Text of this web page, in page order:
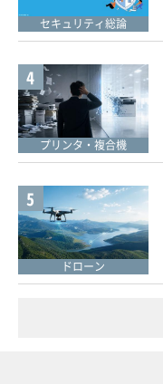
セキュリティ総論
4
プリンタ・複合機
5
ドローン